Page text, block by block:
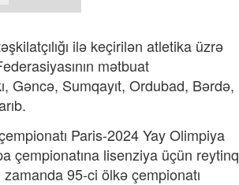
ilə keçirilən atletika üzrə
mətbuat
Gəncə, Sumqayıt, Ordubad, Bərdə,
Paris-2024 Yay Olimpiya
çempionatına lisenziya üçün reytinq
zamanda 95-ci ölkə çempionatı